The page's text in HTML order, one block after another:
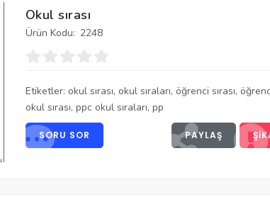
Okul sırası
Ürün Kodu: 2248
Etiketler: okul sırası, okul sıraları, öğrenci sırası,
okul sırası, ppc okul sıraları, pp
SORU SOR PAYLAŞ